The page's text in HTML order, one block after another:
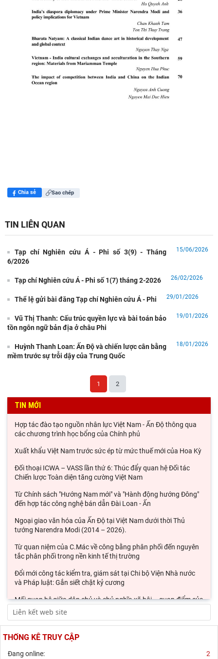
Chia sẻ Sao chép
TIN LIÊN QUAN
Tạp chí Nghiên cứu Á - Phi số 3(9) - Tháng
6/2026
15/06/2026
Tạp chí Nghiên cứu Á - Phi số 1(7) tháng 2-2026 26/02/2026
Thể lệ gửi bài đăng Tạp chí Nghiên cứu Á - Phi 29/01/2026
Vũ Thị Thanh: Cấu trúc quyền lực và bài toán bảo
tồn ngôn ngữ bản địa ở châu Phi
19/01/2026
Huỳnh Thanh Loan: Ấn Độ và chiến lược cân bằng
mềm trước sự trỗi dậy của Trung Quốc
18/01/2026
1 2
TIN MỚI
Hợp tác đào tạo nguồn nhân lực Việt Nam - Ấn Độ thông qua
các chương trình học bổng của Chính phủ
Xuất khẩu Việt Nam trước sức ép từ mức thuế mới của Hoa Kỳ
Đối thoại ICWA – VASS lần thứ 6: Thúc đẩy quan hệ Đối tác
Chiến lược Toàn diện tăng cường Việt Nam
Từ Chính sách "Hướng Nam mới" và "Hành động hướng Đông"
đến hợp tác công nghệ bán dẫn Đài Loan - Ấn
Ngoại giao văn hóa của Ấn Độ tại Việt Nam dưới thời Thủ
tướng Narendra Modi (2014 – 2026).
Từ quan niệm của C.Mác về công bằng phân phối đến nguyên
tắc phân phối trong nền kinh tế thị trường
Đổi mới công tác kiểm tra, giám sát tại Chi bộ Viện Nhà nước
và Pháp luật: Gắn siết chặt kỷ cương
Mối quan hệ giữa dân chủ và chủ nghĩa xã hội – quan điểm của
C.Mác và sự vận dụng ở Việt Nam thời
Phát triển thị trường carbon: Kinh nghiệm quốc tế và hàm ý
cho Việt Nam
Chủ tịch Viện Hàn lâm Khoa học xã hội Việt Nam thăm và làm
THỐNG KÊ TRUY CẬP
Đang online: 2